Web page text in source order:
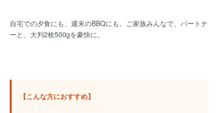
自宅での夕食にも、週末のBBQにも。ご家族みんなで、パートナ
ーと、大判2枚500gを豪快に。
【こんな方におすすめ】